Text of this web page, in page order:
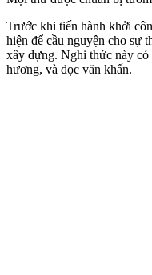
Trước khi tiến hành khởi
hiện để cầu nguyện cho sự
xây dựng. Nghi thức này có
hương, và đọc văn khấn.